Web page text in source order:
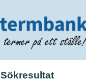
Sökresultat